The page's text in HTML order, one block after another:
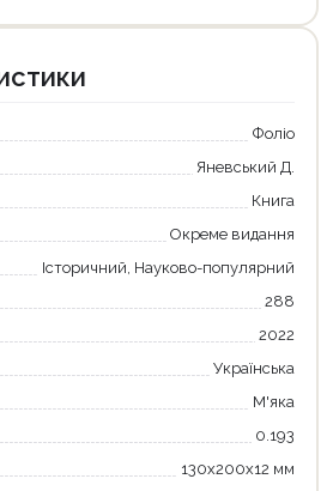
Фоліо
Яневський Д.
Книга
Окреме видання
Історичний, Науково-популярний
288
2022
Українська
М'яка
0.193
130х200х12 мм